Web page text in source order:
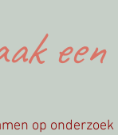
op onderzoek